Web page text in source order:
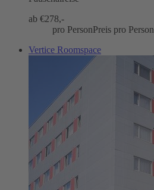
ab €278,-
pro PersonPreis pro Person
Vertice Roomspace